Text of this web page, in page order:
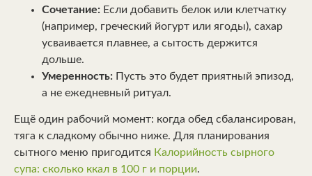
Сочетание: Если добавить белок или клетчатку
(например, греческий йогурт или ягоды), сахар
усваивается плавнее, а сытость держится
дольше.
Умеренность: Пусть это будет приятный эпизод,
а не ежедневный ритуал.
Ещё один рабочий момент: когда обед сбалансирован,
тяга к сладкому обычно ниже. Для планирования
сытного меню пригодится Калорийность сырного
супа: сколько ккал в 100 г и порции.